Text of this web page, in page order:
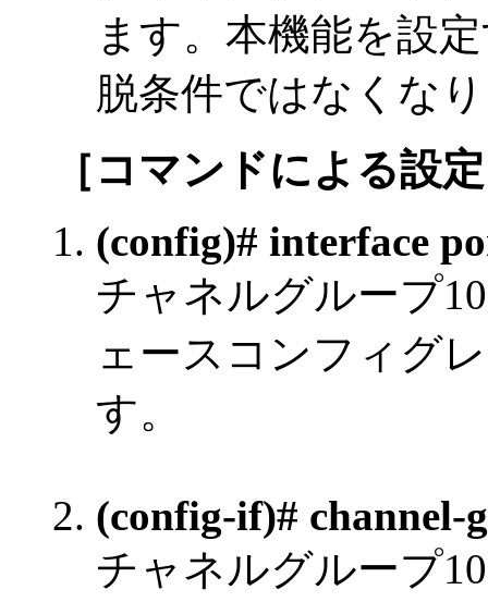
ます。本機能を設
脱条件ではなくな
［コマンドによる設
(config)# interface
チャネルグループ
ェースコンフィグ
す。
(config-if)# channel-
チャネルグループ